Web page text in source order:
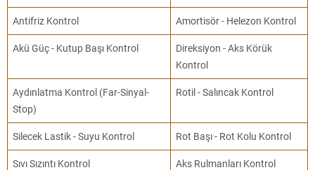
Antifriz Kontrol Amortisör - Helezon Kontrol
Akü Güç - Kutup Başı Kontrol
Direksiyon - Aks Körük
Kontrol
Aydınlatma Kontrol (Far-Sinyal-
Stop)
Rotil - Salıncak Kontrol
Silecek Lastik - Suyu Kontrol Rot Başı - Rot Kolu Kontrol
Sıvı Sızıntı Kontrol Aks Rulmanları Kontrol